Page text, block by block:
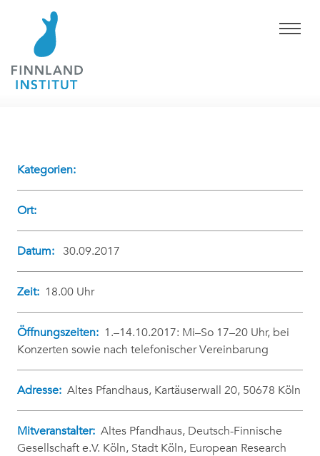
Kategorien:
Ort:
Datum: 30.09.2017
Zeit: 18.00 Uhr
Öffnungszeiten: 1.–14.10.2017: Mi–So 17–20 Uhr, bei
Konzerten sowie nach telefonischer Vereinbarung
Adresse: Altes Pfandhaus, Kartäuserwall 20, 50678 Köln
Mitveranstalter: Altes Pfandhaus, Deutsch-Finnische
Gesellschaft e.V. Köln, Stadt Köln, European Research